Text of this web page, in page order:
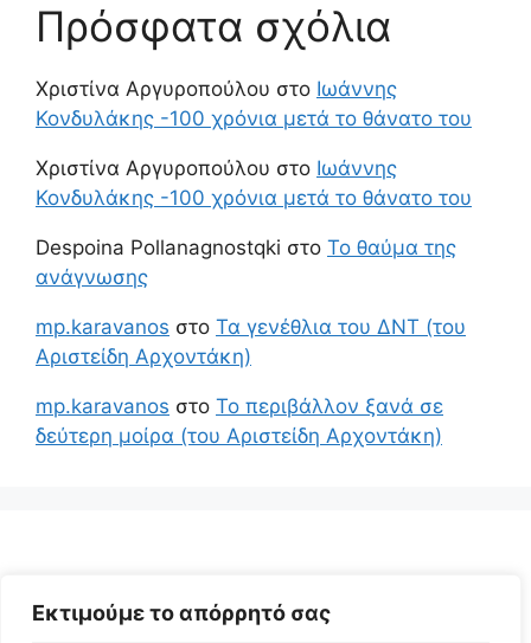
Εκτιμούμε το απόρρητό σας
Πρόσφατα σχόλια
Χριστίνα Αργυροπούλου στο Ιωάννης
Κονδυλάκης -100 χρόνια μετά το θάνατο του
Χριστίνα Αργυροπούλου στο Ιωάννης
Κονδυλάκης -100 χρόνια μετά το θάνατο του
Despoina Pollanagnostqki στο Το θαύμα της
ανάγνωσης
mp.karavanos στο Τα γενέθλια του ΔΝΤ (του
Αριστείδη Αρχοντάκη)
mp.karavanos στο Το περιβάλλον ξανά σε
δεύτερη μοίρα (του Αριστείδη Αρχοντάκη)